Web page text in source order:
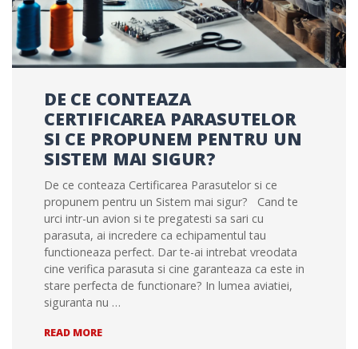
DE CE CONTEAZA
CERTIFICAREA PARASUTELOR
SI CE PROPUNEM PENTRU UN
SISTEM MAI SIGUR?
De ce conteaza Certificarea Parasutelor si ce
propunem pentru un Sistem mai sigur? Cand te
urci intr-un avion si te pregatesti sa sari cu
parasuta, ai incredere ca echipamentul tau
functioneaza perfect. Dar te-ai intrebat vreodata
cine verifica parasuta si cine garanteaza ca este in
stare perfecta de functionare? In lumea aviatiei,
siguranta nu …
READ MOREDE